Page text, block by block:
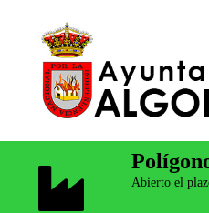
Abierto el